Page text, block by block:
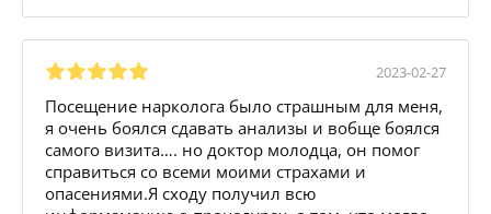
2023-02-27
Посещение нарколога было страшным для меня,
я очень боялся сдавать анализы и вобще боялся
самого визита…. но доктор молодца, он помог
справиться со всеми моими страхами и
опасениями.Я сходу получил всю